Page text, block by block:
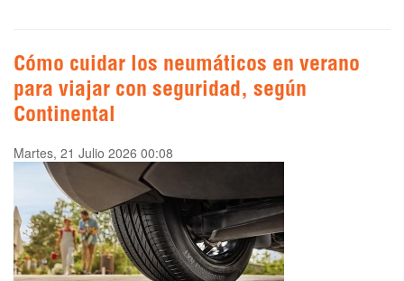
Cómo cuidar los neumáticos en verano
para viajar con seguridad, según
Continental
Martes, 21 Julio 2026 00:08